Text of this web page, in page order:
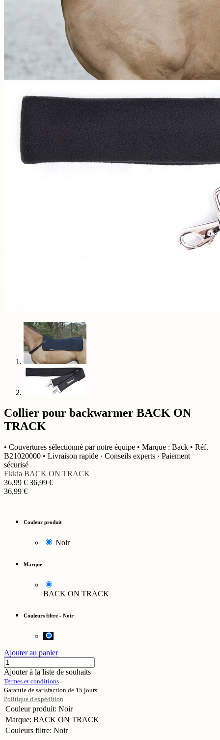
Collier pour backwarmer BACK ON
TRACK
• Couvertures sélectionné par notre équipe • Marque : Back • Réf.
B21020000 • Livraison rapide · Conseils experts · Paiement
sécurisé
Ekkia BACK ON TRACK
36,99 € 36,99€
36,99 €
Couleur produit
Noir
Marque
BACK ON TRACK
Couleurs filtre - Noir
Ajouter au panier
Ajouter à la liste de souhaits
Termes et conditions
Garantie de satisfaction de 15 jours
Politique d'expédition
Couleur produit: Noir
Marque: BACK ON TRACK
Couleurs filtre: Noir